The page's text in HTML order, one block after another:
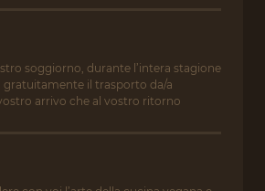
soggiorno, durante l’intera stagione
il trasporto da/a
arrivo che al vostro ritorno